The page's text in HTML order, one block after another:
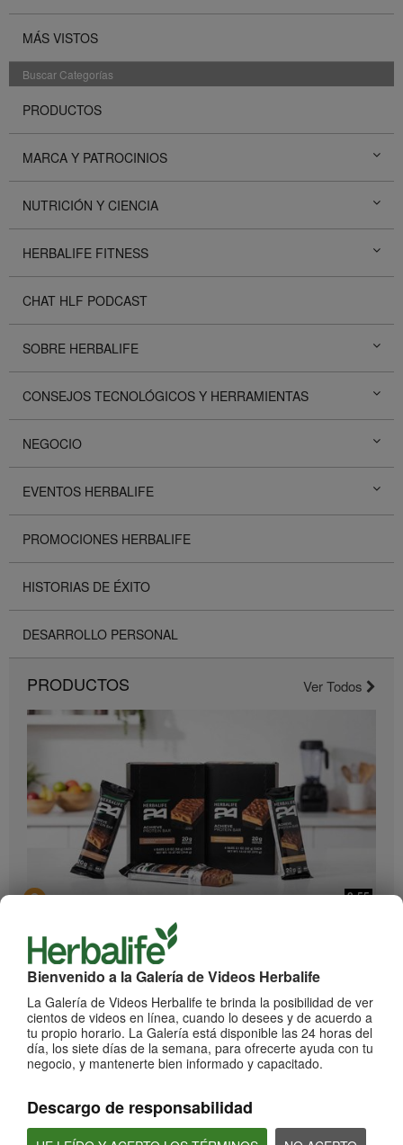
Bienvenido a la Galería de Videos Herbalife
La Galería de Videos Herbalife te brinda la posibilidad de ver
cientos de videos en línea, cuando lo desees y de acuerdo a
tu propio horario. La Galería está disponible las 24 horas del
día, los siete días de la semana, para ofrecerte ayuda con tu
negocio, y mantenerte bien informado y capacitado.
Descargo de responsabilidad
MÁS VISTOS
Buscar Categorías
PRODUCTOS
MARCA Y PATROCINIOS
NUTRICIÓN Y CIENCIA
HERBALIFE FITNESS
CHAT HLF PODCAST
SOBRE HERBALIFE
CONSEJOS TECNOLÓGICOS Y HERRAMIENTAS
NEGOCIO
EVENTOS HERBALIFE
PROMOCIONES HERBALIFE
HISTORIAS DE ÉXITO
DESARROLLO PERSONAL
PRODUCTOS Ver Todos
0:55
Herbalife24 ACHIEVE Protein Bar
¡Llegaron las barras Herbalife24 ACHIEVE!
2:20